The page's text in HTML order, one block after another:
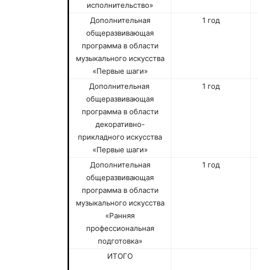
исполнительство»
Дополнительная
общеразвивающая
программа в области
музыкального искусства
«Первые шаги»
1 год
Дополнительная
общеразвивающая
программа в области
декоративно-
прикладного искусства
«Первые шаги»
1 год
Дополнительная
общеразвивающая
программа в области
музыкального искусства
«Ранняя
профессиональная
подготовка»
1 год
ИТОГО